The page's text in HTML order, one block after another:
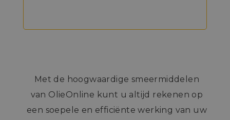
Met de hoogwaardige smeermiddelen
van OlieOnline kunt u altijd rekenen op
een soepele en efficiënte werking van uw